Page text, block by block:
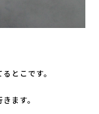
とこです。
ます。